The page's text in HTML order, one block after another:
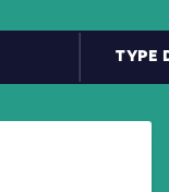
TYPE